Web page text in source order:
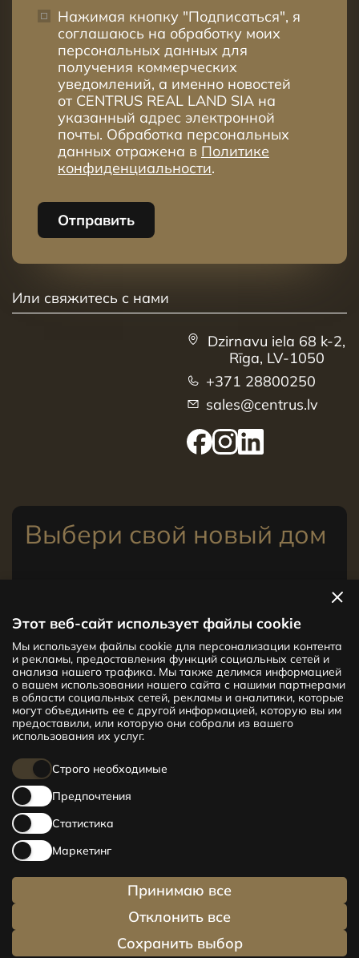
Этот веб-сайт использует файлы cookie
Мы используем файлы cookie для персонализации контента
и рекламы, предоставления функций социальных сетей и
анализа нашего трафика. Мы также делимся информацией
о вашем использовании нашего сайта с нашими партнерами
в области социальных сетей, рекламы и аналитики, которые
могут объединить ее с другой информацией, которую вы им
предоставили, или которую они собрали из вашего
использования их услуг.
Строго необходимые
Предпочтения
Статистика
Маркетинг
Сохранить выбор
Отклонить все
Принимаю все
Нажимая кнопку "Подписаться", я
соглашаюсь на обработку моих
персональных данных для
получения коммерческих
уведомлений, а именно новостей
от CENTRUS REAL LAND SIA на
указанный адрес электронной
почты. Обработка персональных
данных отражена в Политике
конфиденциальности.
Отправить
Или свяжитесь с нами
Dzirnavu iela 68 k-2,
Rīga, LV-1050
+371 28800250
sales@centrus.lv
Выбери свой новый дом
Новый проект CENTRUS предлагает
142 эксклюзивные и удобные квартиры
в центре Риги – от уютных квартир
площадью 24 кв. м до просторных
апартаментов площадью 210 кв. м. Выбери
свое жилище и будь в центре жизни!